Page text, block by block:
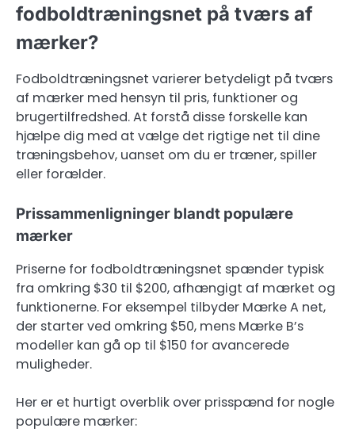
fodboldtræningsnet på tværs af
mærker?
Fodboldtræningsnet varierer betydeligt på tværs
af mærker med hensyn til pris, funktioner og
brugertilfredshed. At forstå disse forskelle kan
hjælpe dig med at vælge det rigtige net til dine
træningsbehov, uanset om du er træner, spiller
eller forælder.
Prissammenligninger blandt populære
mærker
Priserne for fodboldtræningsnet spænder typisk
fra omkring $30 til $200, afhængigt af mærket og
funktionerne. For eksempel tilbyder Mærke A net,
der starter ved omkring $50, mens Mærke B’s
modeller kan gå op til $150 for avancerede
muligheder.
Her er et hurtigt overblik over prisspænd for nogle
populære mærker: